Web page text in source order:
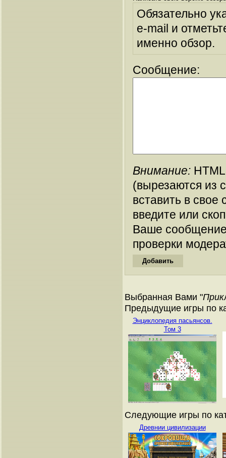
Обязательно
e-mail и
именно обзор.
Сообщение:
Внимание:
(вырезаются из
вставить в
введите или
Ваше
проверки
Выбранная Вами "
Предыдущие игры по
Энциклопедия пасьянсов.
Том 3
Следующие игры по
Древнии цивилизации